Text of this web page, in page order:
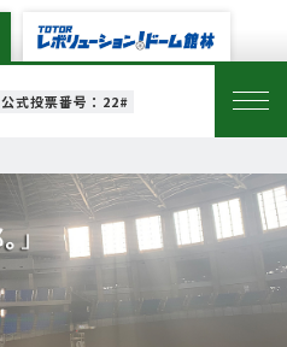
公式投票番号：22#